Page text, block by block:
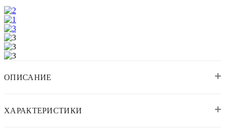
ОПИСАНИЕ
ХАРАКТЕРИСТИКИ